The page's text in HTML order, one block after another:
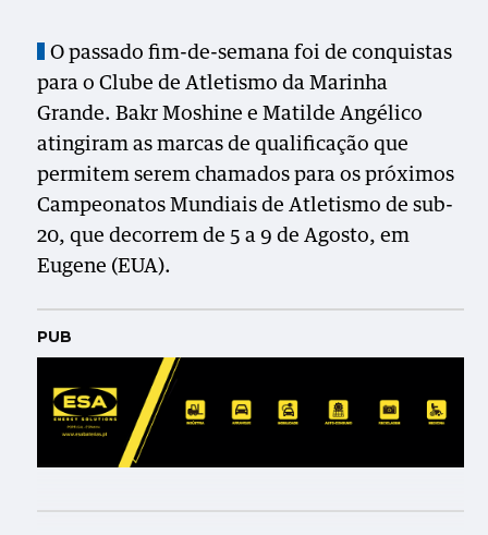
O passado fim-de-semana foi de conquistas
para o Clube de Atletismo da Marinha
Grande. Bakr Moshine e Matilde Angélico
atingiram as marcas de qualificação que
permitem serem chamados para os próximos
Campeonatos Mundiais de Atletismo de sub-
20, que decorrem de 5 a 9 de Agosto, em
Eugene (EUA).
PUB